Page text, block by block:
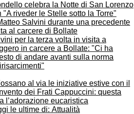
celebra la Notte di San Lorenzo
"A riveder le Stelle sotto la Torre"
per la terza volta in visita a
in carcere a Bollate: "Ci ha
di andare avanti sulla norma
al via le iniziative estive con il
dei Frati Cappuccini: questa
l’adorazione eucaristica
le ultime di: Attualità